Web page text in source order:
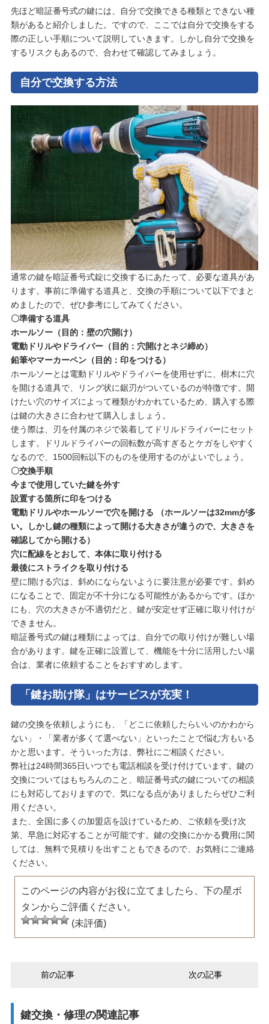
先ほど暗証番号式の鍵には、自分で交換できる種類とできない種
類があると紹介しました。ですので、ここでは自分で交換をする
際の正しい手順について説明していきます。しかし自分で交換を
するリスクもあるので、合わせて確認してみましょう。
自分で交換する方法
通常の鍵を暗証番号式錠に交換するにあたって、必要な道具があ
ります。事前に準備する道具と、交換の手順について以下でまと
めましたので、ぜひ参考にしてみてください。
〇準備する道具
ホールソー（目的：壁の穴開け）
電動ドリルやドライバー（目的：穴開けとネジ締め）
鉛筆やマーカーペン（目的：印をつける）
ホールソーとは電動ドリルやドライバーを使用せずに、樹木に穴
を開ける道具で、リング状に鋸刃がついているのが特徴です。開
けたい穴のサイズによって種類がわかれているため、購入する際
は鍵の大きさに合わせて購入しましょう。
使う際は、刃を付属のネジで装着してドリルドライバーにセット
します。ドリルドライバーの回転数が高すぎるとケガをしやすく
なるので、1500回転以下のものを使用するのがよいでしょう。
〇交換手順
今まで使用していた鍵を外す
設置する箇所に印をつける
電動ドリルやホールソーで穴を開ける （ホールソーは32mmが多
い。しかし鍵の種類によって開ける大きさが違うので、大きさを
確認してから開ける）
穴に配線をとおして、本体に取り付ける
最後にストライクを取り付ける
壁に開ける穴は、斜めにならないように要注意が必要です。斜め
になることで、固定が不十分になる可能性があるからです。ほか
にも、穴の大きさが不適切だと、鍵が安定せず正確に取り付けが
できません。
暗証番号式の鍵は種類によっては、自分での取り付けが難しい場
合があります。鍵を正確に設置して、機能を十分に活用したい場
合は、業者に依頼することをおすすめします。
「鍵お助け隊」はサービスが充実！
鍵の交換を依頼しようにも、「どこに依頼したらいいのかわから
ない」・「業者が多くて選べない」といったことで悩む方もいる
かと思います。そういった方は、弊社にご相談ください。
弊社は24時間365日いつでも電話相談を受け付けています。鍵の
交換についてはもちろんのこと、暗証番号式の鍵についての相談
にも対応しておりますので、気になる点がありましたらぜひご利
用ください。
また、全国に多くの加盟店を設けているため、ご依頼を受け次
第、早急に対応することが可能です。鍵の交換にかかる費用に関
しては、無料で見積りを出すこともできるので、お気軽にご連絡
ください。
このページの内容がお役に立てましたら、下の星ボ
タンからご評価ください。
(未評価)
前の記事 次の記事
鍵交換・修理の関連記事